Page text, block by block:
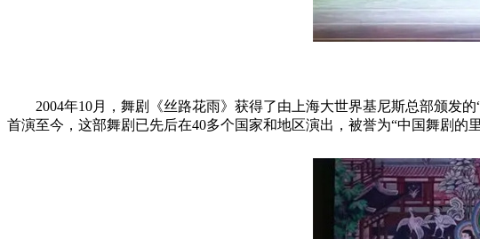
2004年10月，舞剧《丝路花雨》获得了由上海大世界基尼斯总部颁发
首演至今，这部舞剧已先后在40多个国家和地区演出，被誉为“中国舞剧的里